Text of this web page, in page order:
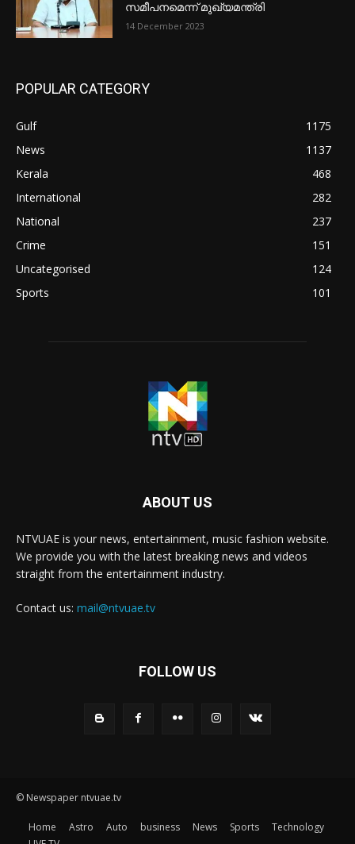
സമീപനമെന്ന് മുഖ്യമന്ത്രി
14 December 2023
POPULAR CATEGORY
Gulf
1175
News
1137
Kerala
468
International
282
National
237
Crime
151
Uncategorised
124
Sports
101
ABOUT US
NTVUAE is your news, entertainment, music fashion website.
We provide you with the latest breaking news and videos
straight from the entertainment industry.
Contact us: mail@ntvuae.tv
FOLLOW US
© Newspaper ntvuae.tv
Home Astro Auto business News Sports
Technology